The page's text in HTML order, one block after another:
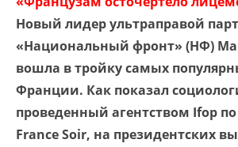
Новый лидер ультраправой
«Национальный фронт» (НФ)
вошла в тройку самых
Франции. Как показал
проведенный агентством Ifop по
France Soir, на президентских